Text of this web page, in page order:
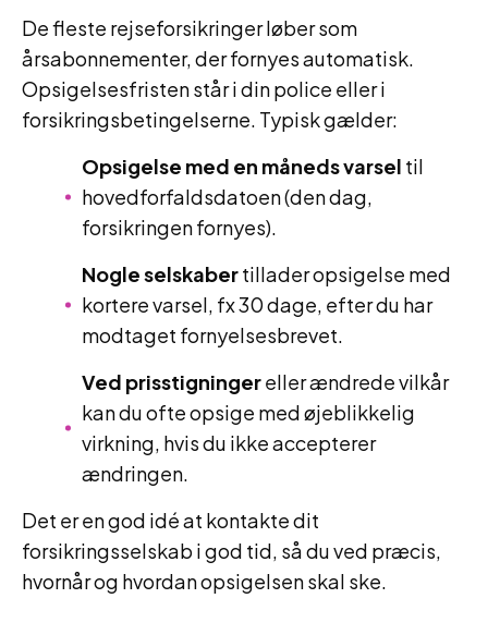
De fleste rejseforsikringer løber som
årsabonnementer, der fornyes automatisk.
Opsigelsesfristen står i din police eller i
forsikringsbetingelserne. Typisk gælder:
Opsigelse med en måneds varsel til
hovedforfaldsdatoen (den dag,
forsikringen fornyes).
Nogle selskabertillader opsigelse med
kortere varsel, fx 30 dage, efter du har
modtaget fornyelsesbrevet.
Ved prisstigningereller ændrede vilkår
kan du ofte opsige med øjeblikkelig
virkning, hvis du ikke accepterer
ændringen.
Det er en god idé at kontakte dit
forsikringsselskab i god tid, så du ved præcis,
hvornår og hvordan opsigelsen skal ske.